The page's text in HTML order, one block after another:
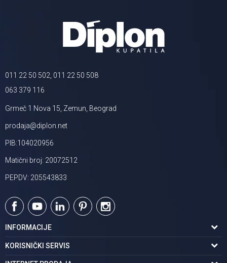
011 22 50 502, 011 22 50 508
063 379 116
Grmeč 1 Nova 15, Zemun, Beograd
prodaja@diplon.net
PIB:104020956
Matični broj: 20072512
PEPDV: 205543833
INFORMACIJE
O nama
Podaci o trgovcu
KORISNIČKI SERVIS